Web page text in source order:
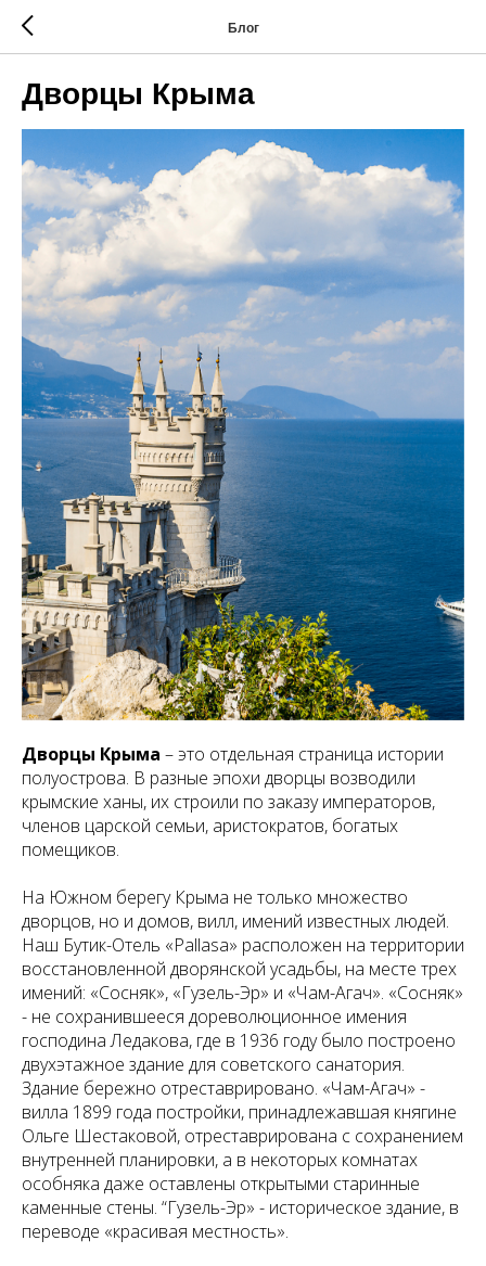
Блог
Дворцы Крыма
Дворцы Крыма – это отдельная страница истории
полуострова. В разные эпохи дворцы возводили
крымские ханы, их строили по заказу императоров,
членов царской семьи, аристократов, богатых
помещиков.
На Южном берегу Крыма не только множество
дворцов, но и домов, вилл, имений известных людей.
Наш Бутик-Отель «Pallasa» расположен на территории
восстановленной дворянской усадьбы, на месте трех
имений: «Сосняк», «Гузель-Эр» и «Чам-Агач». «Сосняк»
- не сохранившееся дореволюционное имения
господина Ледакова, где в 1936 году было построено
двухэтажное здание для советского санатория.
Здание бережно отреставрировано. «Чам-Агач» -
вилла 1899 года постройки, принадлежавшая княгине
Ольге Шестаковой, отреставрирована с сохранением
внутренней планировки, а в некоторых комнатах
особняка даже оставлены открытыми старинные
каменные стены. “Гузель-Эр» - историческое здание, в
переводе «красивая местность».